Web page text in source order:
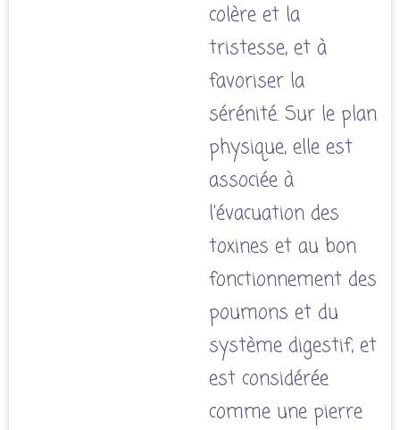
colère et la
tristesse, et à
favoriser la
sérénité. Sur le plan
physique, elle est
associée à
l'évacuation des
toxines et au bon
fonctionnement des
poumons et du
système digestif, et
est considérée
comme une pierre